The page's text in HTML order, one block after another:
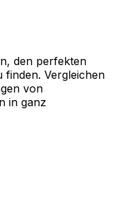
den perfekten
Vergleichen
von
in ganz